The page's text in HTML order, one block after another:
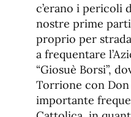
c’erano i pericoli
nostre prime
proprio per
a frequentare
“Giosuè Borsi”,
Torrione con Don
importante